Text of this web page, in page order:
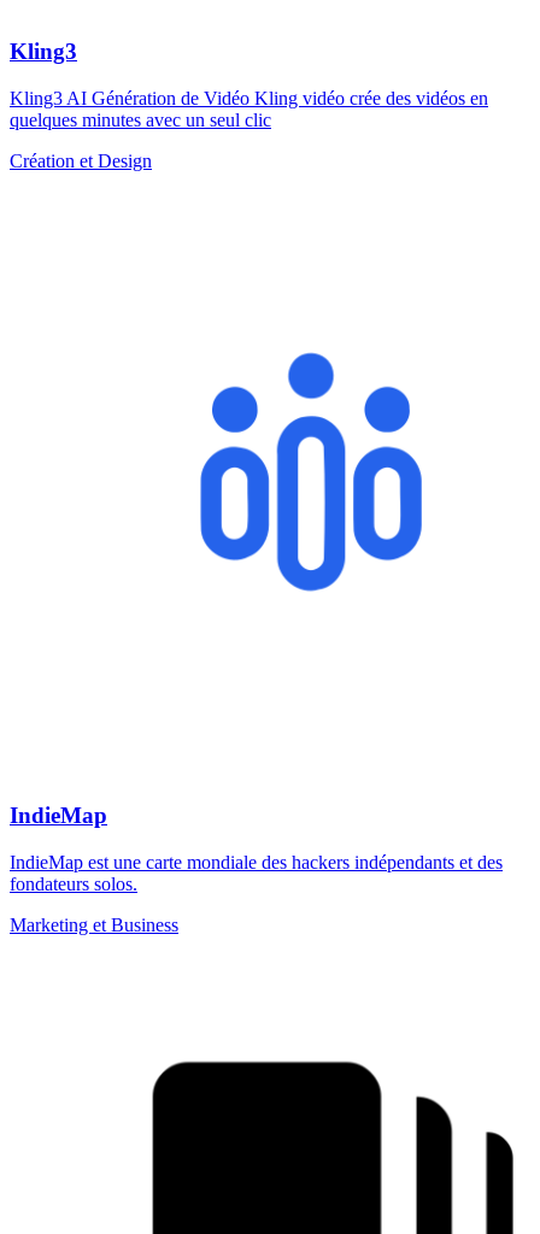
Kling3
Kling3 AI Génération de Vidéo Kling vidéo crée des vidéos en
quelques minutes avec un seul clic
Création et Design
IndieMap
IndieMap est une carte mondiale des hackers indépendants et des
fondateurs solos.
Marketing et Business